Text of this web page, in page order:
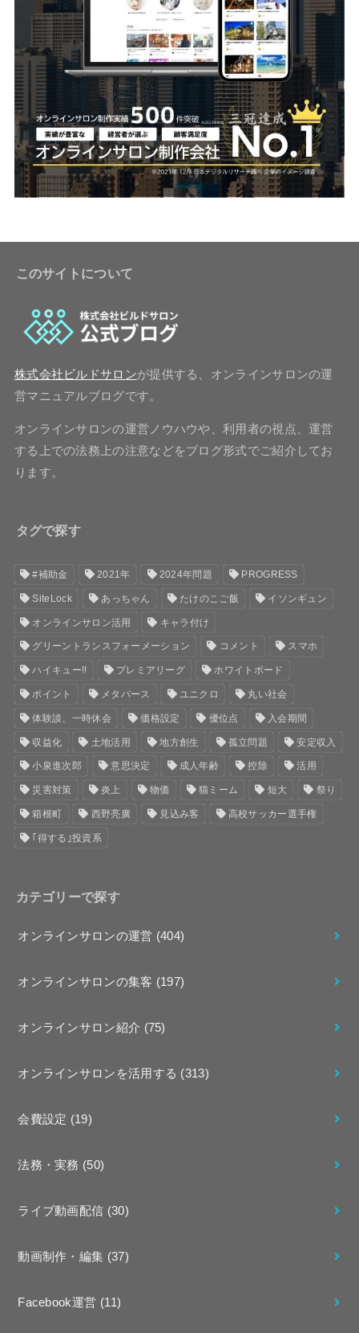
このサイトについて
株式会社ビルドサロンが提供する、オンラインサロンの運
営マニュアルブログです。
オンラインサロンの運営ノウハウや、利用者の視点、運営
する上での法務上の注意などをブログ形式でご紹介してお
ります。
タグで探す
#補助金 2021年 2024年問題 PROGRESS
SiteLock あっちゃん たけのこご飯 イソンギュン
オンラインサロン活用 キャラ付け
グリーントランスフォーメーション コメント スマホ
ハイキュー!! プレミアリーグ ホワイトボード
ポイント メタバース ユニクロ 丸い社会
体験談、一時休会 価格設定 優位点 入会期間
収益化 土地活用 地方創生 孤立問題 安定収入
小泉進次郎 意思決定 成人年齢 控除 活用
災害対策 炎上 物価 猫ミーム 短大 祭り
箱根町 西野亮廣 見込み客 高校サッカー選手権
｢得する｣投資系
カテゴリーで探す
オンラインサロンの運営 (404)
オンラインサロンの集客 (197)
オンラインサロン紹介 (75)
オンラインサロンを活用する (313)
会費設定 (19)
法務・実務 (50)
ライブ動画配信 (30)
動画制作・編集 (37)
Facebook運営 (11)